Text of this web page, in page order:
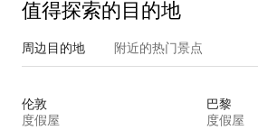
值得探索的目的地
周边目的地 附近的热门景点
伦敦
度假屋
巴黎
度假屋